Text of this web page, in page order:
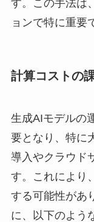
す。この手法は
ョンで特に重要
計算コストの
生成AIモデルの
要となり、特に
導入やクラウド
す。これにより
する可能性があ
に、以下のよう